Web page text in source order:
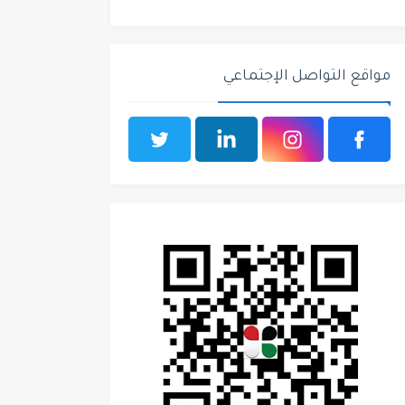
مواقع التواصل الإجتماعي